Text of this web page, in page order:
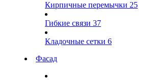
Кирпичные перемычки 25
Гибкие связи 37
Кладочные сетки 6
Фасад